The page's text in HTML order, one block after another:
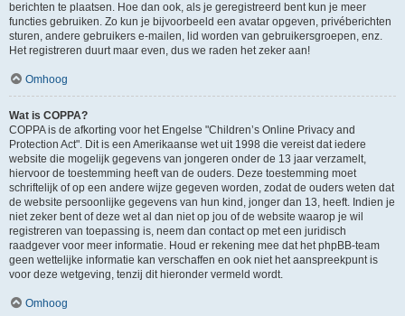
berichten te plaatsen. Hoe dan ook, als je geregistreerd bent kun je meer
functies gebruiken. Zo kun je bijvoorbeeld een avatar opgeven, privéberichten
sturen, andere gebruikers e-mailen, lid worden van gebruikersgroepen, enz.
Het registreren duurt maar even, dus we raden het zeker aan!
Omhoog
Wat is COPPA?
COPPA is de afkorting voor het Engelse "Children’s Online Privacy and
Protection Act". Dit is een Amerikaanse wet uit 1998 die vereist dat iedere
website die mogelijk gegevens van jongeren onder de 13 jaar verzamelt,
hiervoor de toestemming heeft van de ouders. Deze toestemming moet
schriftelijk of op een andere wijze gegeven worden, zodat de ouders weten dat
de website persoonlijke gegevens van hun kind, jonger dan 13, heeft. Indien je
niet zeker bent of deze wet al dan niet op jou of de website waarop je wil
registreren van toepassing is, neem dan contact op met een juridisch
raadgever voor meer informatie. Houd er rekening mee dat het phpBB-team
geen wettelijke informatie kan verschaffen en ook niet het aanspreekpunt is
voor deze wetgeving, tenzij dit hieronder vermeld wordt.
Omhoog